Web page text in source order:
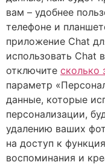
вам – удобнее
телефоне и
приложение Chat
использовать Chat
отключите сколько
параметр
данные, которые
персонализации,
удалению ваших
на доступ к
воспоминания и